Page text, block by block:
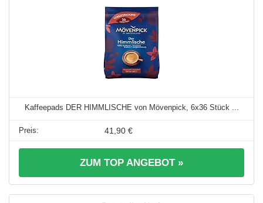
Kaffeepads DER HIMMLISCHE von Mövenpick, 6x36 Stück ...
41,90 €
ZUM TOP ANGEBOT »